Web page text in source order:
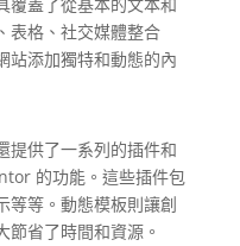
表格、社交媒體整合
站添加獨特和動態的內
提供了一系列的插件和
的功能。這些插件包
等等。動態模板則讓創
節省了時間和資源。